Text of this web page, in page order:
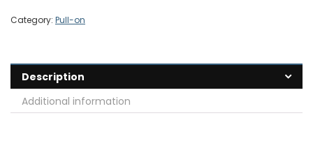
Category: Pull-on
Description
Additional information